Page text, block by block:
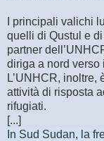
I principali valichi
quelli di Qustul e
partner
diriga a nord verso
L’UNHCR,
attività di risposta
rifugiati.
[...]
In Sud Sudan, la